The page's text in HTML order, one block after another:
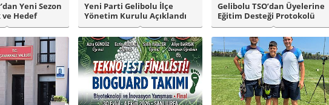
Yeni Sezon
Hedef
Yeni Parti Gelibolu İlçe
Yönetim Kurulu Açıklandı
Gelibolu TSO’dan Üyelerine
Eğitim Desteği Protokolü